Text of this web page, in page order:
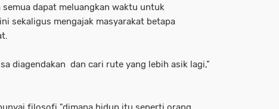
dapat meluangkan waktu untuk
sekaligus mengajak masyarakat betapa
diagendakan dan cari rute yang lebih asik lagi,”